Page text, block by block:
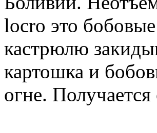
locro это
кастрюлю
картошка и
огне.